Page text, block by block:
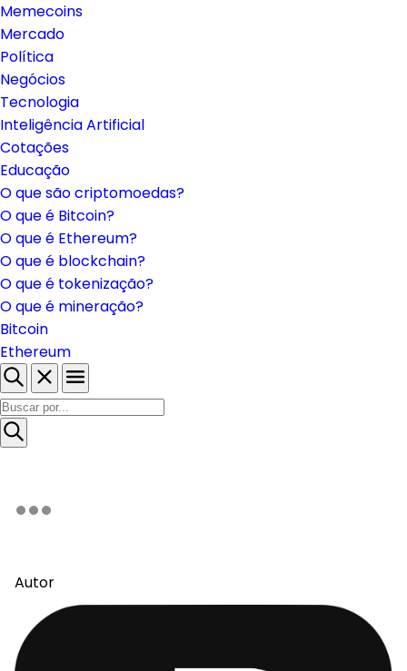
Memecoins
Mercado
Política
Negócios
Tecnologia
Inteligência Artificial
Cotações
Educação
O que são criptomoedas?
O que é Bitcoin?
O que é Ethereum?
O que é blockchain?
O que é tokenização?
O que é mineração?
Bitcoin
Ethereum
Autor